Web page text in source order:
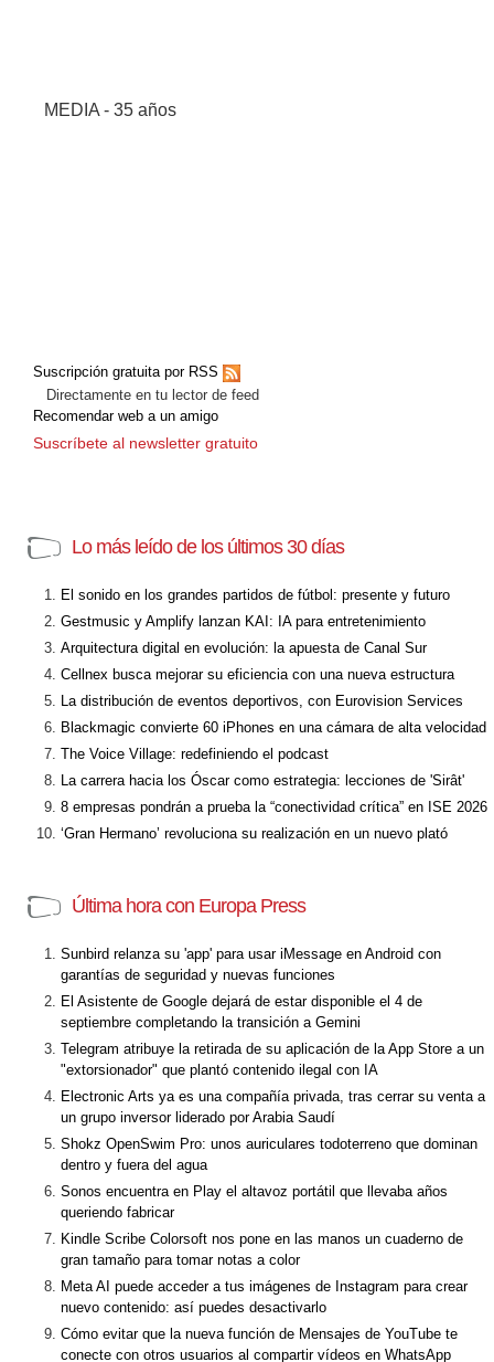
MEDIA - 35 años
Suscripción gratuita por RSS
Directamente en tu lector de feed
Recomendar web a un amigo
Suscríbete al newsletter gratuito
Lo más leído de los últimos 30 días
El sonido en los grandes partidos de fútbol: presente y futuro
Gestmusic y Amplify lanzan KAI: IA para entretenimiento
Arquitectura digital en evolución: la apuesta de Canal Sur
Cellnex busca mejorar su eficiencia con una nueva estructura
La distribución de eventos deportivos, con Eurovision Services
Blackmagic convierte 60 iPhones en una cámara de alta velocidad
The Voice Village: redefiniendo el podcast
La carrera hacia los Óscar como estrategia: lecciones de 'Sirât'
8 empresas pondrán a prueba la “conectividad crítica” en ISE 2026
‘Gran Hermano’ revoluciona su realización en un nuevo plató
Última hora con Europa Press
Sunbird relanza su 'app' para usar iMessage en Android con
garantías de seguridad y nuevas funciones
El Asistente de Google dejará de estar disponible el 4 de
septiembre completando la transición a Gemini
Telegram atribuye la retirada de su aplicación de la App Store a un
"extorsionador" que plantó contenido ilegal con IA
Electronic Arts ya es una compañía privada, tras cerrar su venta a
un grupo inversor liderado por Arabia Saudí
Shokz OpenSwim Pro: unos auriculares todoterreno que dominan
dentro y fuera del agua
Sonos encuentra en Play el altavoz portátil que llevaba años
queriendo fabricar
Kindle Scribe Colorsoft nos pone en las manos un cuaderno de
gran tamaño para tomar notas a color
Meta AI puede acceder a tus imágenes de Instagram para crear
nuevo contenido: así puedes desactivarlo
Cómo evitar que la nueva función de Mensajes de YouTube te
conecte con otros usuarios al compartir vídeos en WhatsApp